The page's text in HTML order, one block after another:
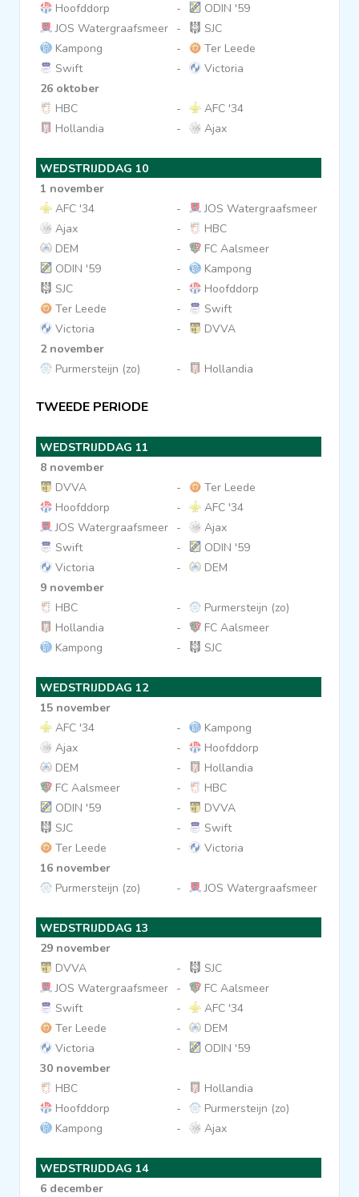
Hoofddorp -
ODIN '59
JOS Watergraafsmeer -
SJC
Kampong
-
Ter Leede
Swift
-
Victoria
26 oktober
HBC
-
AFC '34
Hollandia
- Ajax
WEDSTRIJDDAG 10
1 november
AFC '34
-
JOS Watergraafsmeer
Ajax
-
HBC
DEM
-
FC Aalsmeer
ODIN '59
-
Kampong
SJC
-
Hoofddorp
Ter Leede
-
Swift
Victoria
-
DVVA
2 november
Purmersteijn (zo)
- Hollandia
TWEEDE PERIODE
WEDSTRIJDDAG 11
8 november
DVVA
-
Ter Leede
Hoofddorp
-
AFC '34
JOS Watergraafsmeer -
Ajax
Swift
-
ODIN '59
Victoria
-
DEM
9 november
HBC
-
Purmersteijn (zo)
Hollandia
-
FC Aalsmeer
Kampong
- SJC
WEDSTRIJDDAG 12
15 november
AFC '34
-
Kampong
Ajax
-
Hoofddorp
DEM
-
Hollandia
FC Aalsmeer
-
HBC
ODIN '59
-
DVVA
SJC
-
Swift
Ter Leede
-
Victoria
16 november
Purmersteijn (zo)
- JOS Watergraafsmeer
WEDSTRIJDDAG 13
29 november
DVVA
-
SJC
JOS Watergraafsmeer -
FC Aalsmeer
Swift
-
AFC '34
Ter Leede
-
DEM
Victoria
-
ODIN '59
30 november
HBC
-
Hollandia
Hoofddorp
-
Purmersteijn (zo)
Kampong
- Ajax
WEDSTRIJDDAG 14
6 december